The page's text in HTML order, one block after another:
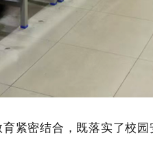
密结合，既落实了校园